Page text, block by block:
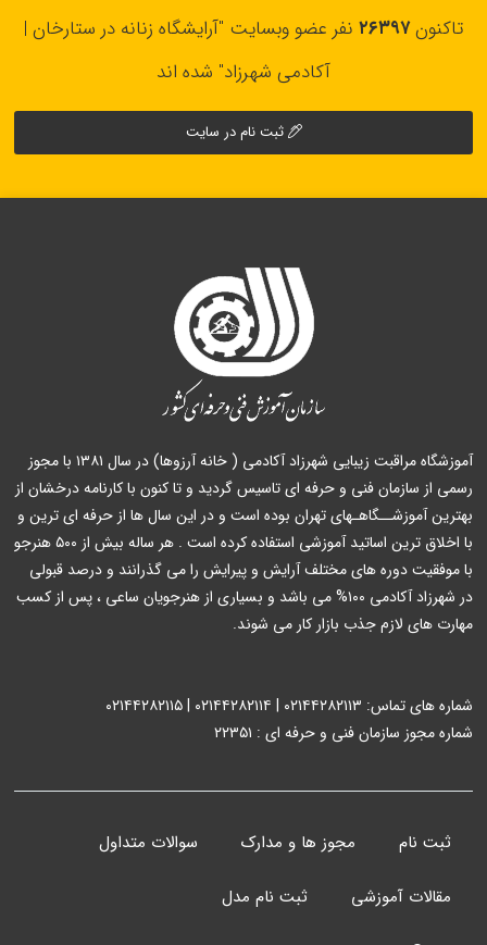
تاکنون۲۶۳۹۷ نفر عضو وبسایت "آرایشگاه زنانه در ستارخان |
آکادمی شهرزاد" شده اند
ثبت نام در سایت
آموزشگاه مراقبت زیبایی شهرزاد آکادمی ( خانه آرزوها) در سال ۱۳۸۱ با مجوز
رسمی از سازمان فنی و حرفه ای تاسیس گردید و تا کنون با کارنامه درخشان از
بهترین آموزشــگاهـهای تهران بوده است و در این سال ها از حرفه ای ترین و
با اخلاق ترین اساتید آموزشی استفاده کرده است . هر ساله بیش از ۵۰۰ هنرجو
با موفقیت دوره های مختلف آرایش و پیرایش را می گذرانند و درصد قبولی
در شهرزاد آکادمی ۱۰۰% می باشد و بسیاری از هنرجویان ساعی ، پس از کسب
مهارت های لازم جذب بازار کار می شوند.
شماره های تماس: ۰۲۱۴۴۲۸۲۱۱۳ | ۰۲۱۴۴۲۸۲۱۱۴ | ۰۲۱۴۴۲۸۲۱۱۵
شماره مجوز سازمان فنی و حرفه ای : ۲۲۳۵۱
ثبت نام مجوز ها و مدارک سوالات متداول
مقالات آموزشی ثبت نام مدل